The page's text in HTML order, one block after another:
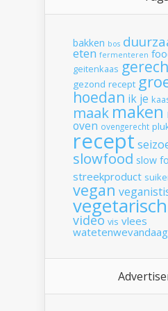
bakken bos
eten fermenteren
geitenkaas
gezond recept
hoedan ik je
maak maken
oven ovengerecht
recept
slowfood slow
streekproduct
vegan
vegetarisch
video vis vlees
watetenwevandaag